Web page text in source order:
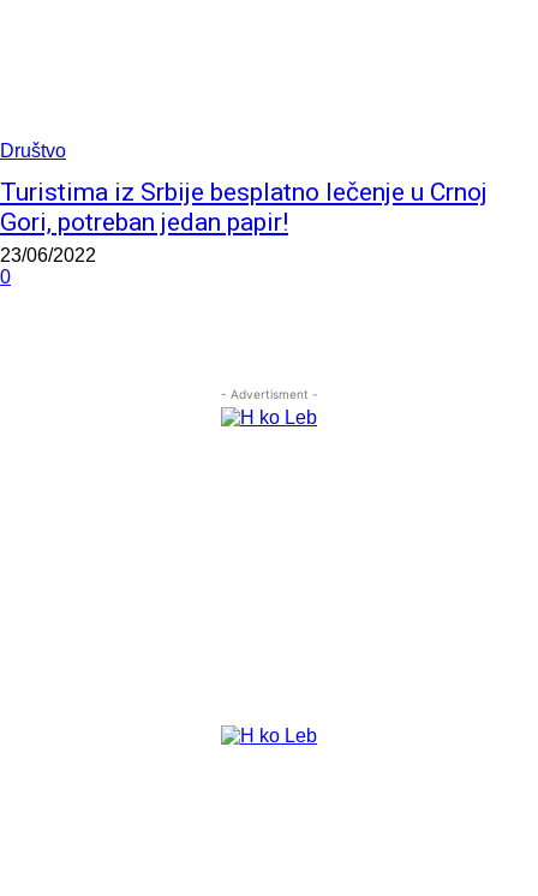
Društvo
Turistima iz Srbije besplatno lečenje u Crnoj
Gori, potreban jedan papir!
23/06/2022
0
- Advertisment -